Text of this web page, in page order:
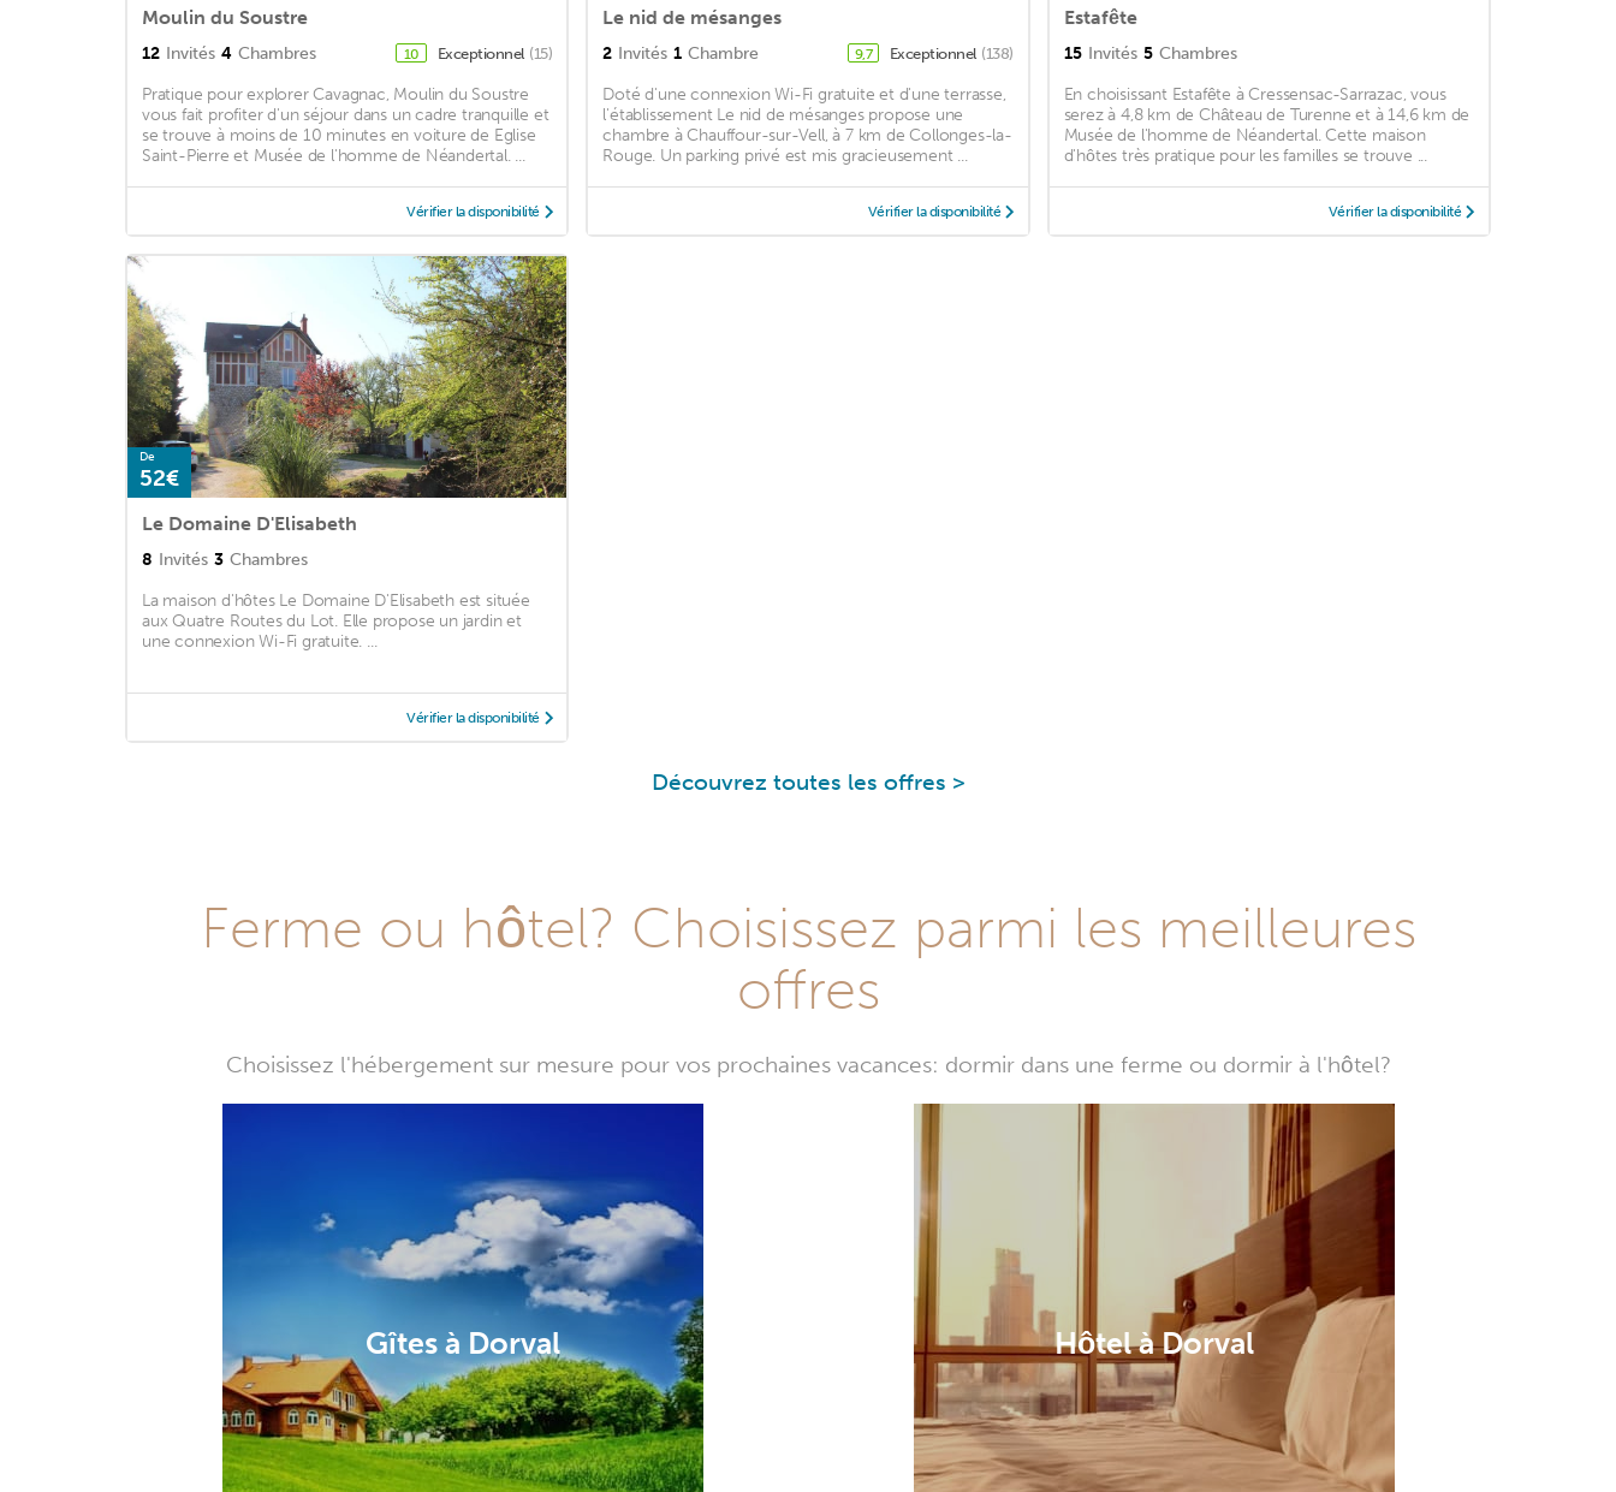
Moulin du Soustre
12 Invités 4 Chambres 10 Exceptionnel (15)
Pratique pour explorer Cavagnac, Moulin du Soustre
vous fait profiter d'un séjour dans un cadre tranquille et
se trouve à moins de 10 minutes en voiture de Eglise
Saint-Pierre et Musée de l'homme de Néandertal. ...
Vérifier la disponibilité
Le nid de mésanges
2 Invités 1 Chambre 9,7 Exceptionnel (138)
Doté d'une connexion Wi-Fi gratuite et d'une terrasse,
l'établissement Le nid de mésanges propose une
chambre à Chauffour-sur-Vell, à 7 km de Collonges-la-
Rouge. Un parking privé est mis gracieusement ...
Vérifier la disponibilité
Estafête
15 Invités 5 Chambres
En choisissant Estafête à Cressensac-Sarrazac, vous
serez à 4,8 km de Château de Turenne et à 14,6 km de
Musée de l'homme de Néandertal. Cette maison
d'hôtes très pratique pour les familles se trouve ...
Vérifier la disponibilité
De
52€
Le Domaine D'Elisabeth
8 Invités 3 Chambres
La maison d'hôtes Le Domaine D'Elisabeth est située
aux Quatre Routes du Lot. Elle propose un jardin et
une connexion Wi-Fi gratuite. ...
Vérifier la disponibilité
Découvrez toutes les offres >
Ferme ou hôtel? Choisissez parmi les meilleures
offres
Choisissez l'hébergement sur mesure pour vos prochaines vacances: dormir dans une ferme ou dormir à l'hôtel?
Gîtes à Dorval Hôtel à Dorval